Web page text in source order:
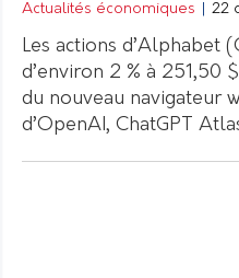
Actualités économiques 22
Les actions d’Alphabet
d’environ 2 % à 251,50
du nouveau navigateur
d’OpenAI, ChatGPT